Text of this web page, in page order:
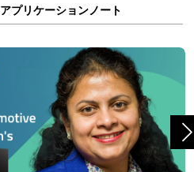
アプリケーションノート